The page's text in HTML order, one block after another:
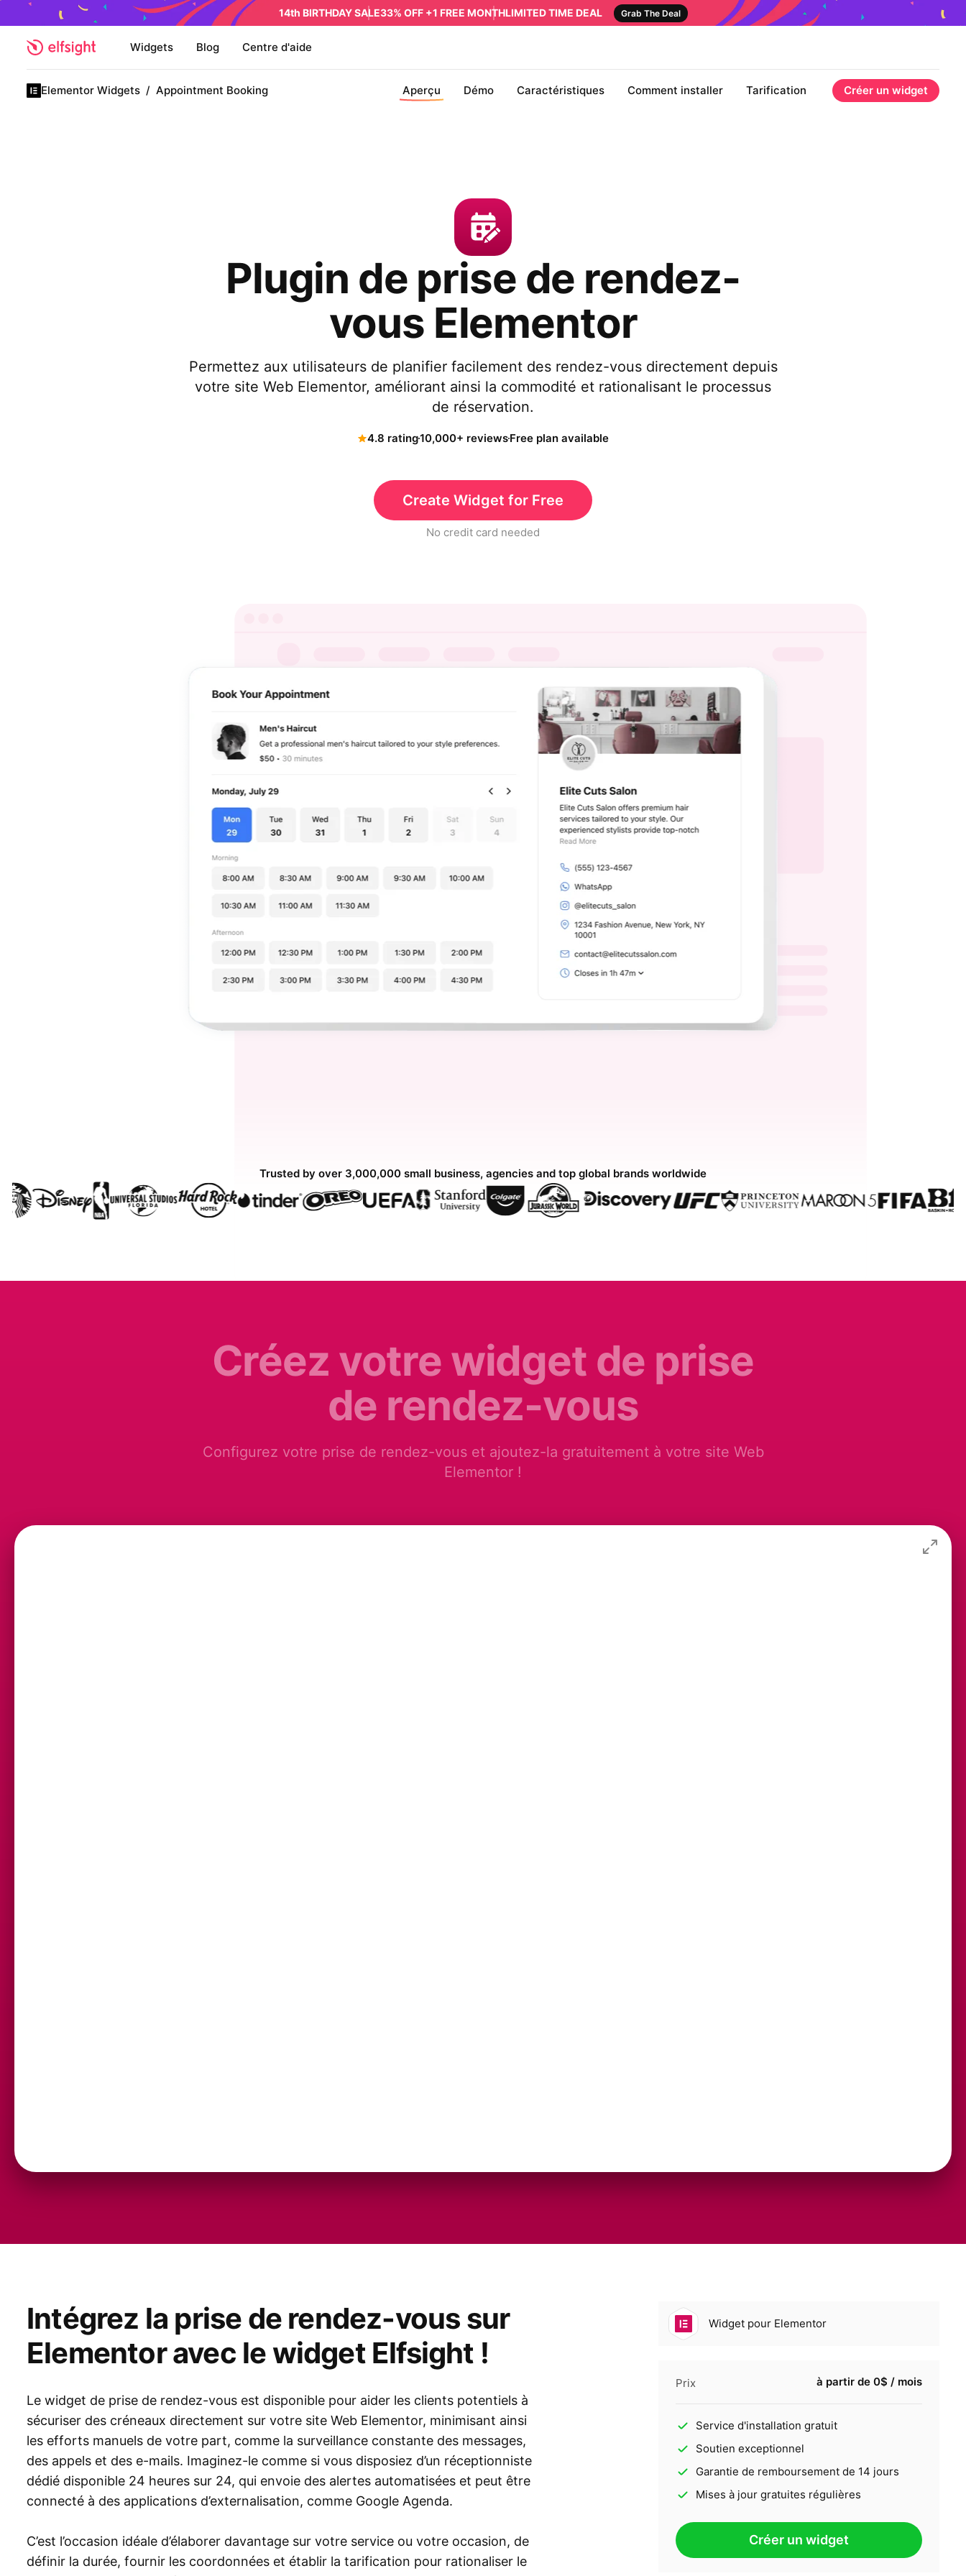
14th BIRTHDAY SALE33% OFF +1 FREE MONTHLIMITED TIME DEAL Grab The Deal
Widgets Blog Centre d'aide
Elementor Widgets / Appointment Booking Aperçu Démo Caractéristiques Comment installer Tarification Créer un widget
Plugin de prise de rendez-
vous Elementor
Permettez aux utilisateurs de planifier facilement des rendez-vous directement depuis
votre site Web Elementor, améliorant ainsi la commodité et rationalisant le processus
de réservation.
4.8 rating10,000+ reviewsFree plan available
Create Widget for Free
No credit card needed
Trusted by over 3,000,000 small business, agencies and top global brands worldwide
Créez votre widget de prise
de rendez-vous
Configurez votre prise de rendez-vous et ajoutez-la gratuitement à votre site Web
Elementor !
Intégrez la prise de rendez-vous sur
Elementor avec le widget Elfsight !
Le widget de prise de rendez-vous est disponible pour aider les clients potentiels à
sécuriser des créneaux directement sur votre site Web Elementor, minimisant ainsi
les efforts manuels de votre part, comme la surveillance constante des messages,
des appels et des e-mails. Imaginez-le comme si vous disposiez d’un réceptionniste
dédié disponible 24 heures sur 24, qui envoie des alertes automatisées et peut être
connecté à des applications d’externalisation, comme Google Agenda.
C’est l’occasion idéale d’élaborer davantage sur votre service ou votre occasion, de
définir la durée, fournir les coordonnées et établir la tarification pour rationaliser le
Widget pour Elementor
Prix à partir de 0$ / mois
Service d'installation gratuit
Soutien exceptionnel
Garantie de remboursement de 14 jours
Mises à jour gratuites régulières
Créer un widget